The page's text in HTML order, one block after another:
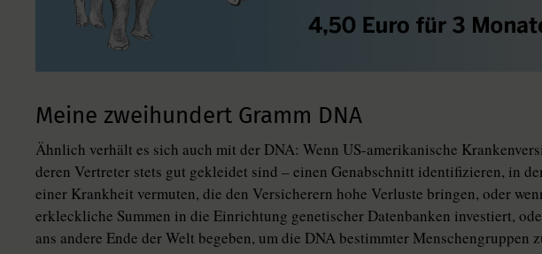
Meine zweihundert Gramm DNA
Ähnlich verhält es sich auch mit der DNA: Wenn US-amerikanische
deren Vertreter stets gut gekleidet sind – einen Genabschnitt identifizieren, in
einer Krankheit vermuten, die den Versicherern hohe Verluste bringen, oder
erkleckliche Summen in die Einrichtung genetischer Datenbanken investiert,
ans andere Ende der Welt begeben, um die DNA bestimmter Menschengruppen